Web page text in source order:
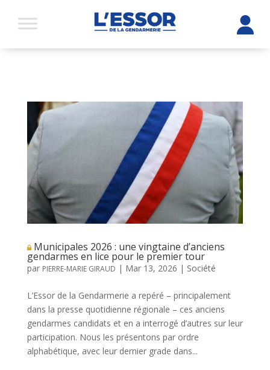
Municipales 2026 : une vingtaine d’anciens
gendarmes en lice pour le premier tour
par PIERRE-MARIE GIRAUD | Mar 13, 2026 | Société
L’Essor de la Gendarmerie a repéré – principalement
dans la presse quotidienne régionale – ces anciens
gendarmes candidats et en a interrogé d’autres sur leur
participation. Nous les présentons par ordre
alphabétique, avec leur dernier grade dans...